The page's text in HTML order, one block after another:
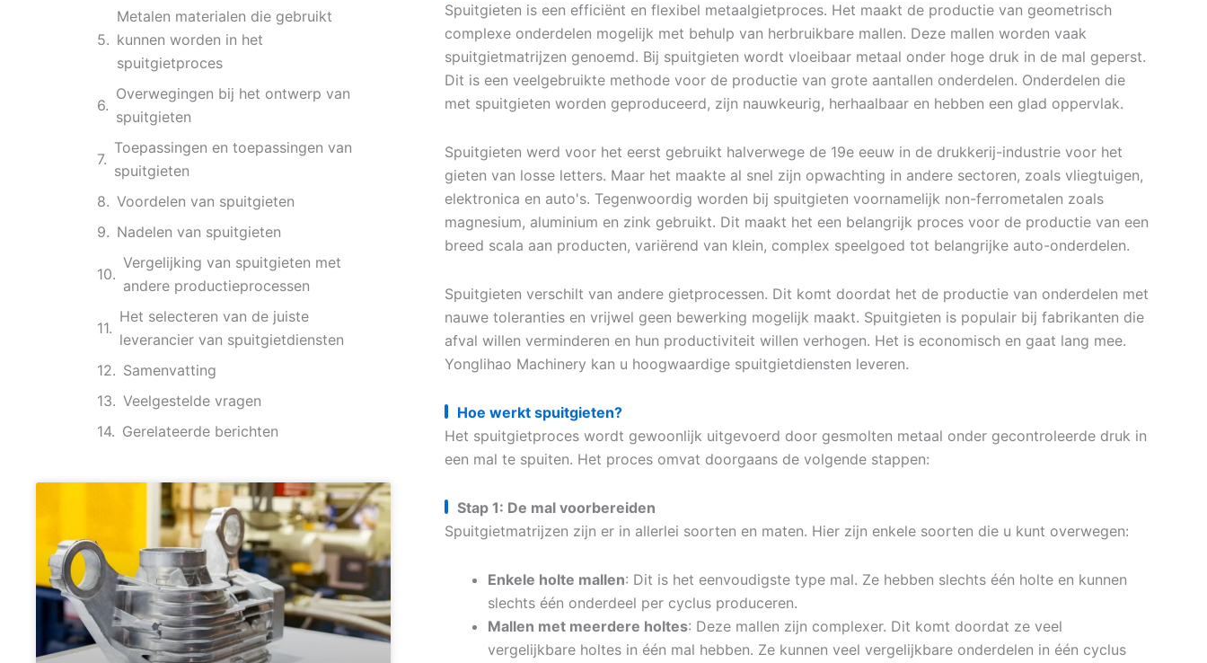
Metalen materialen die gebruikt
kunnen worden in het
spuitgietproces
Overwegingen bij het ontwerp van
spuitgieten
Toepassingen en toepassingen van
spuitgieten
Voordelen van spuitgieten
Nadelen van spuitgieten
Vergelijking van spuitgieten met
andere productieprocessen
Het selecteren van de juiste
leverancier van spuitgietdiensten
Samenvatting
Veelgestelde vragen
Gerelateerde berichten
Spuitgieten is een efficiënt en flexibel metaalgietproces. Het maakt de productie van geometrisch
complexe onderdelen mogelijk met behulp van herbruikbare mallen. Deze mallen worden vaak
spuitgietmatrijzen genoemd. Bij spuitgieten wordt vloeibaar metaal onder hoge druk in de mal geperst.
Dit is een veelgebruikte methode voor de productie van grote aantallen onderdelen. Onderdelen die
met spuitgieten worden geproduceerd, zijn nauwkeurig, herhaalbaar en hebben een glad oppervlak.
Spuitgieten werd voor het eerst gebruikt halverwege de 19e eeuw in de drukkerij-industrie voor het
gieten van losse letters. Maar het maakte al snel zijn opwachting in andere sectoren, zoals vliegtuigen,
elektronica en auto's. Tegenwoordig worden bij spuitgieten voornamelijk non-ferrometalen zoals
magnesium, aluminium en zink gebruikt. Dit maakt het een belangrijk proces voor de productie van een
breed scala aan producten, variërend van klein, complex speelgoed tot belangrijke auto-onderdelen.
Spuitgieten verschilt van andere gietprocessen. Dit komt doordat het de productie van onderdelen met
nauwe toleranties en vrijwel geen bewerking mogelijk maakt. Spuitgieten is populair bij fabrikanten die
afval willen verminderen en hun productiviteit willen verhogen. Het is economisch en gaat lang mee.
Yonglihao Machinery kan u hoogwaardige spuitgietdiensten leveren.
Hoe werkt spuitgieten?
Het spuitgietproces wordt gewoonlijk uitgevoerd door gesmolten metaal onder gecontroleerde druk in
een mal te spuiten. Het proces omvat doorgaans de volgende stappen:
Stap 1: De mal voorbereiden
Spuitgietmatrijzen zijn er in allerlei soorten en maten. Hier zijn enkele soorten die u kunt overwegen:
Enkele holte mallen: Dit is het eenvoudigste type mal. Ze hebben slechts één holte en kunnen
slechts één onderdeel per cyclus produceren.
Mallen met meerdere holtes: Deze mallen zijn complexer. Dit komt doordat ze veel
vergelijkbare holtes in één mal hebben. Ze kunnen veel vergelijkbare onderdelen in één cyclus